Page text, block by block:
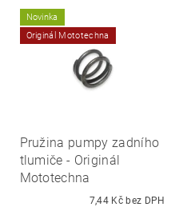
Novinka
Originál Mototechna
Pružina pumpy zadního
tlumiče - Originál
Mototechna
7,44 Kč bez DPH